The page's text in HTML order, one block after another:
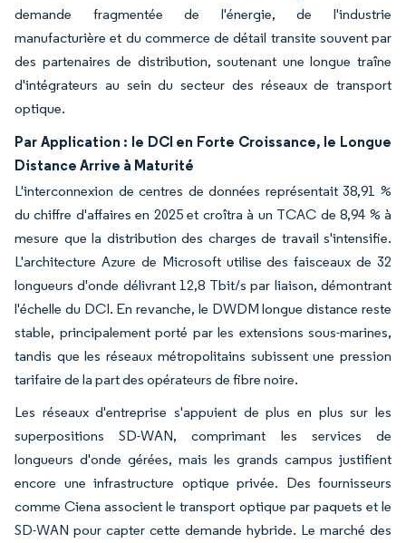
demande fragmentée de l'énergie, de l'industrie
manufacturière et du commerce de détail transite souvent par
des partenaires de distribution, soutenant une longue traîne
d'intégrateurs au sein du secteur des réseaux de transport
optique.
Par Application : le DCI en Forte Croissance, le Longue
Distance Arrive à Maturité
L'interconnexion de centres de données représentait 38,91 %
du chiffre d'affaires en 2025 et croîtra à un TCAC de 8,94 % à
mesure que la distribution des charges de travail s'intensifie.
L'architecture Azure de Microsoft utilise des faisceaux de 32
longueurs d'onde délivrant 12,8 Tbit/s par liaison, démontrant
l'échelle du DCI. En revanche, le DWDM longue distance reste
stable, principalement porté par les extensions sous-marines,
tandis que les réseaux métropolitains subissent une pression
tarifaire de la part des opérateurs de fibre noire.
Les réseaux d'entreprise s'appuient de plus en plus sur les
superpositions SD-WAN, comprimant les services de
longueurs d'onde gérées, mais les grands campus justifient
encore une infrastructure optique privée. Des fournisseurs
comme Ciena associent le transport optique par paquets et le
SD-WAN pour capter cette demande hybride. Le marché des